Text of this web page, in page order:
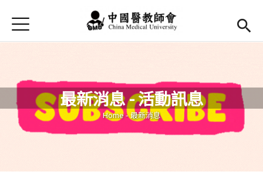
首頁
最新消息
現任幹部
活動花絮
Jump to Navigation
Jump to Main content
最新消息 - 活動訊息
You are here
Home-最新消息